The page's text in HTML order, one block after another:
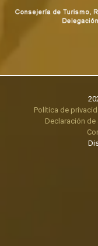
Política de
Declaración